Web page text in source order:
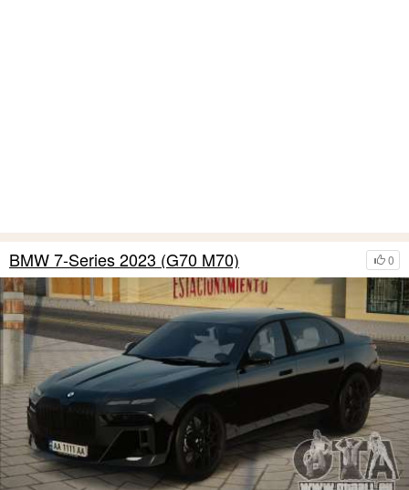
0
BMW 7-Series 2023 (G70 M70)